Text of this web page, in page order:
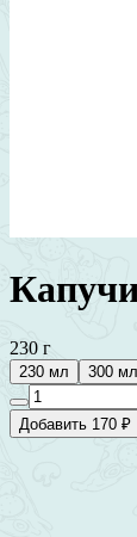
230 г
230 мл 300 мл
Добавить 170 ₽